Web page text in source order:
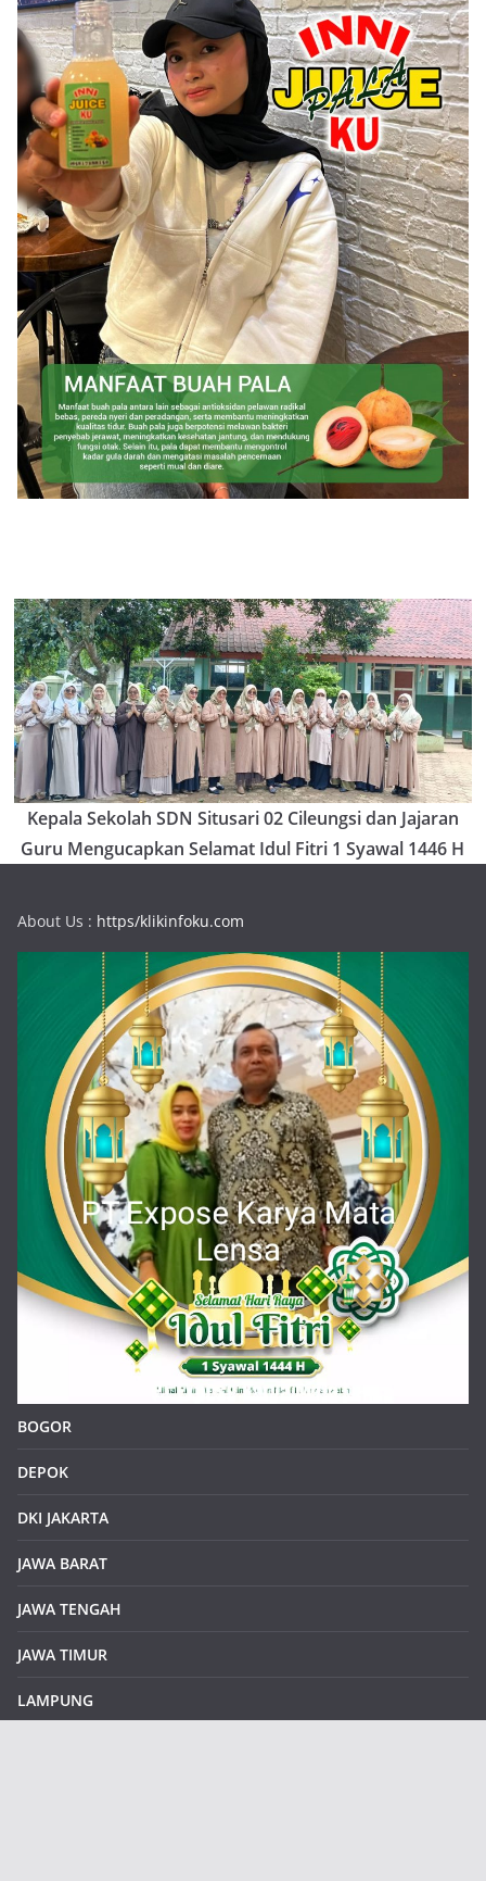
Kepala Sekolah SDN Situsari 02 Cileungsi dan Jajaran
Guru Mengucapkan Selamat Idul Fitri 1 Syawal 1446 H
About Us : https/klikinfoku.com
BOGOR
DEPOK
DKI JAKARTA
JAWA BARAT
JAWA TENGAH
JAWA TIMUR
LAMPUNG